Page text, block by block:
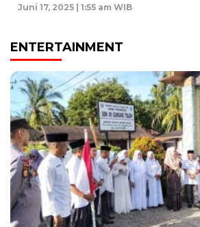
Juni 17, 2025 | 1:55 am WIB
ENTERTAINMENT